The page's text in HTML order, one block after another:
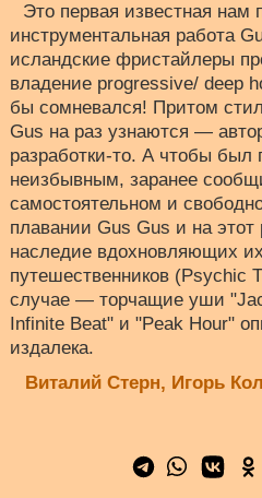
Это первая известная нам
инструментальная работа
исландские фристайлеры
владение progressive/ deep
бы сомневался! Притом
Gus на раз узнаются —
разработки-то. А чтобы
неизбывным, заранее
самостоятельном и
плавании Gus Gus и на
наследие вдохновляющих
путешественников (Psychic
случае — торчащие уши
Infinite Beat" и "Peak Hour"
издалека.
Виталий Стерн, Игорь